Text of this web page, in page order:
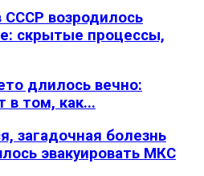
СССР возродилось
скрытые процессы,
длилось вечно:
в том, как...
загадочная болезнь
эвакуировать МКС